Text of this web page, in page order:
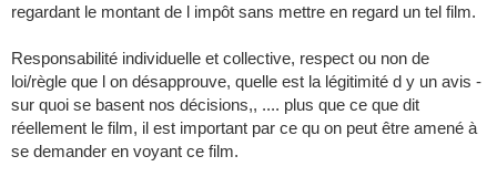
regardant le montant de l impôt sans mettre en regard un tel film.
Responsabilité individuelle et collective, respect ou non de
loi/règle que l on désapprouve, quelle est la légitimité d y un avis -
sur quoi se basent nos décisions,, .... plus que ce que dit
réellement le film, il est important par ce qu on peut être amené à
se demander en voyant ce film.